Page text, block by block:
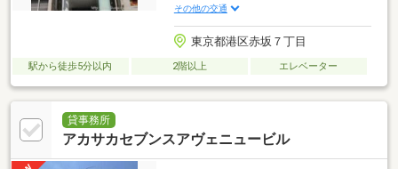
その他の交通
東京都港区赤坂７丁目
駅から徒歩5分以内 2階以上 エレベーター
貸事務所
アカサカセブンスアヴェニュービル